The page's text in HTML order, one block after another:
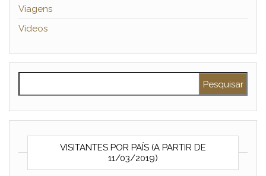
Viagens
Vídeos
VISITANTES POR PAÍS (A PARTIR DE
11/03/2019)